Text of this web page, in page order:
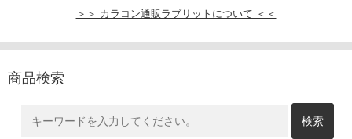
＞＞ カラコン通販ラブリットについて ＜＜
商品検索